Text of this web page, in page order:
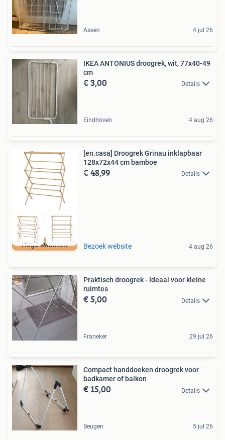
Assen 4 jul 26
IKEA ANTONIUS droogrek, wit, 77x40-49
cm
€ 3,00 Details
Eindhoven 4 aug 26
Hoge kwaliteit
[en.casa] Droogrek Grinau inklapbaar
128x72x44 cm bamboe
€ 48,99 Details
Bezoek website 4 aug 26
Praktisch droogrek - Ideaal voor kleine
ruimtes
€ 5,00 Details
Franeker 29 jul 26
Compact handdoeken droogrek voor
badkamer of balkon
€ 15,00 Details
Beugen 5 jul 26